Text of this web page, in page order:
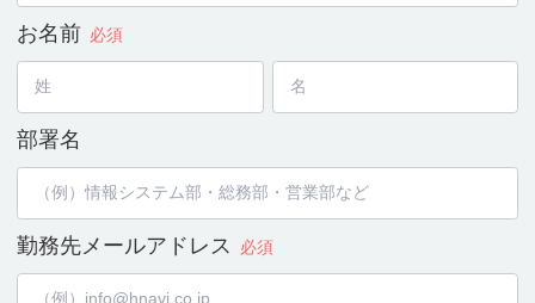
お名前 必須
部署名
勤務先メールアドレス 必須